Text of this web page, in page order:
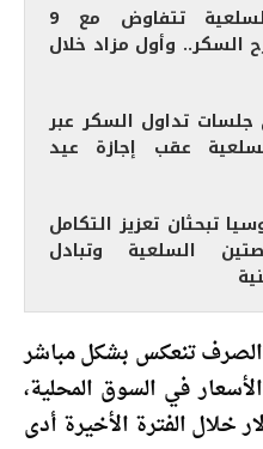
البورصة السلعية تتفاوض مع 9
السكر.. وأول مزاد خلال
جلسات تداول السكر عبر
عقب إجازة عيد
تبحثان تعزيز التكامل
السلعية وتبادل
الصرف تنعكس بشكل مباشر
في السوق المحلية،
خلال الفترة الأخيرة أدى